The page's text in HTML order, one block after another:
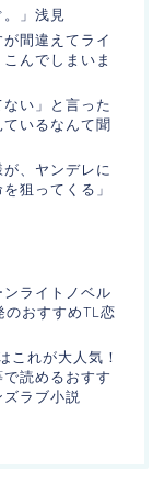
。」浅見
間違えてライ
んでしまいま
ない」と言った
いるなんて聞
が、ヤンデレに
狙ってくる」
ンライトノベル
のおすすめTL恋
これが大人気！
で読めるおすす
ラブ小説